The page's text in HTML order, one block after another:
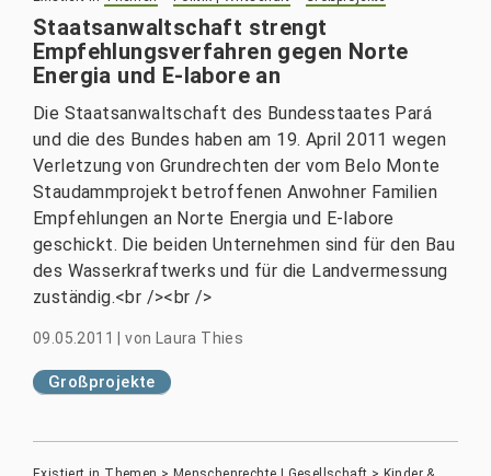
Staatsanwaltschaft strengt
Empfehlungsverfahren gegen Norte
Energia und E-labore an
Die Staatsanwaltschaft des Bundesstaates Pará
und die des Bundes haben am 19. April 2011 wegen
Verletzung von Grundrechten der vom Belo Monte
Staudammprojekt betroffenen Anwohner Familien
Empfehlungen an Norte Energia und E-labore
geschickt. Die beiden Unternehmen sind für den Bau
des Wasserkraftwerks und für die Landvermessung
zuständig.<br /><br />
09.05.2011 |von Laura Thies
Großprojekte